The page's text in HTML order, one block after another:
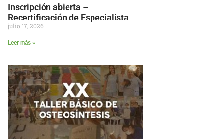
Inscripción abierta –
Recertificación de Especialista
julio 17, 2026
Leer más »